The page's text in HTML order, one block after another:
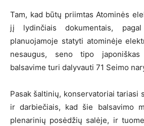
Tam, kad būtų priimtas Atominės
jį lydinčiais dokumentais,
planuojamoje statyti atominėje
nesaugus, seno tipo japoniškas
balsavime turi dalyvauti 71 Seimo
Pasak šaltinių, konservatoriai tariasi
ir darbiečiais, kad šie balsavimo
plenarinių posėdžių salėje, ir